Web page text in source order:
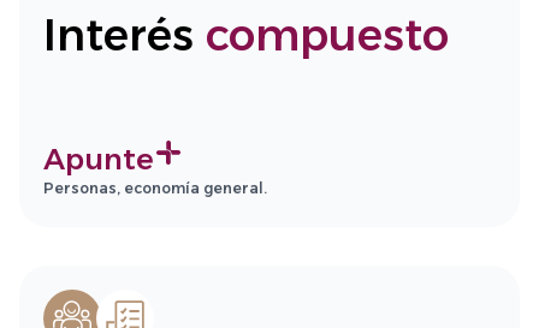
Interés compuesto
Apunte
Personas, economía general.